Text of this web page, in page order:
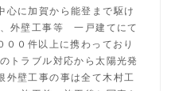
心に加賀から能登まで駆け
外壁工事等 一戸建てにて
００件以上に携わっており
トラブル対応から太陽光発
外壁工事の事は全て木村工